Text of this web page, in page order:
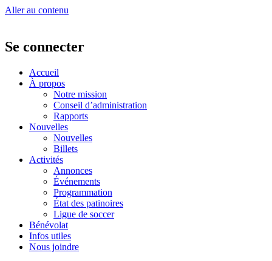
Aller au contenu
Se connecter
Accueil
À propos
Notre mission
Conseil d’administration
Rapports
Nouvelles
Nouvelles
Billets
Activités
Annonces
Événements
Programmation
État des patinoires
Ligue de soccer
Bénévolat
Infos utiles
Nous joindre